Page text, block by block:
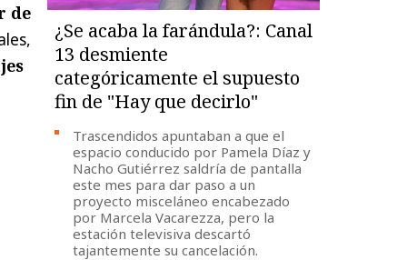
de
¿Se acaba la farándula?: Canal
13 desmiente
categóricamente el supuesto
fin de "Hay que decirlo"
Trascendidos apuntaban a que el
espacio conducido por Pamela Díaz y
Nacho Gutiérrez saldría de pantalla
este mes para dar paso a un
proyecto misceláneo encabezado
por Marcela Vacarezza, pero la
estación televisiva descartó
tajantemente su cancelación.